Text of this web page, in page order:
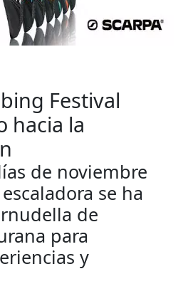
Festival
hacia la
de noviembre
se ha
de
para
y